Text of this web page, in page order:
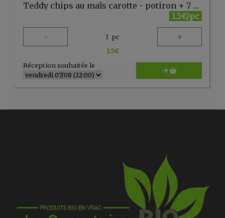
Teddy chips au maïs carotte - potiron + 7 mois Little Angel
1.5€/pc
- 1 pc +
1.5€
Réception souhaitée le